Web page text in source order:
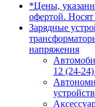
*Цены,
офертой.
Зарядные
напряжения
12 (24-